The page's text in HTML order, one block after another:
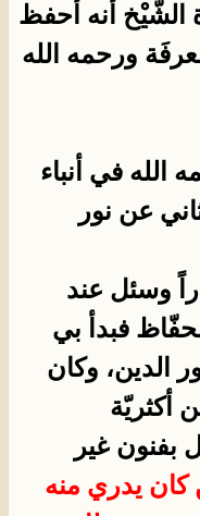
أَنه أحفظ
ورحمه الله
الله في أنباء
عن نور
وسئل عند
فبدأ بي
الدين، وكان
أكثريّة
بفنون غير
كان يدري منه